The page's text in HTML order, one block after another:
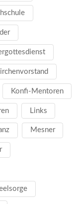
Konfi-Mentoren
Links
Mesner